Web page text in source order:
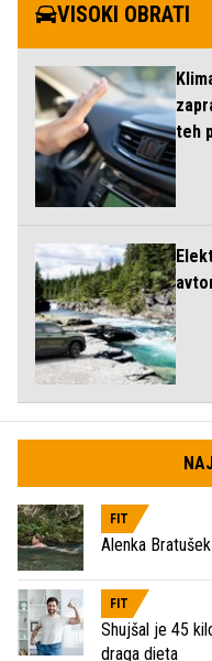
VISOKI OBRATI
teh
FIT
Alenka
FIT
Shujšal je 45
draga dieta